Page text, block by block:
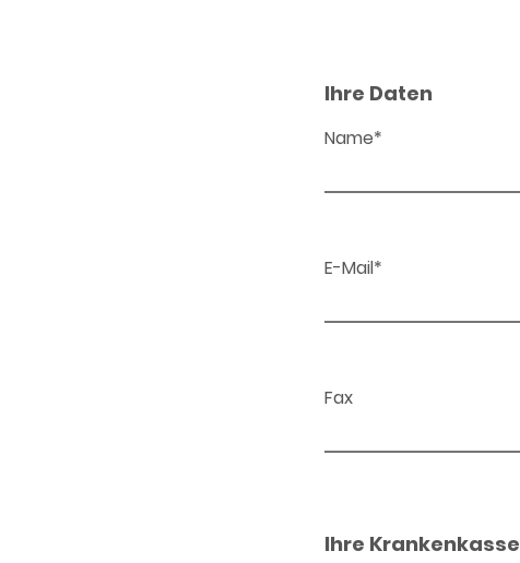
Ihre Daten
Name*
E-Mail*
Fax
Ihre Krankenkasse